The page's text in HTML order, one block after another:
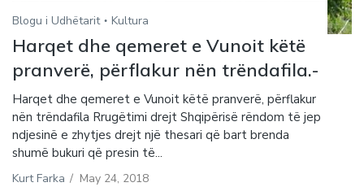
Blogu i Udhëtarit Kultura
Harqet dhe qemeret e Vunoit këtë
pranverë, përflakur nën trëndafila.-
Harqet dhe qemeret e Vunoit këtë pranverë, përflakur
nën trëndafila Rrugëtimi drejt Shqipërisë rëndom të jep
ndjesinë e zhytjes drejt një thesari që bart brenda
shumë bukuri që presin të...
Kurt Farka / May 24, 2018